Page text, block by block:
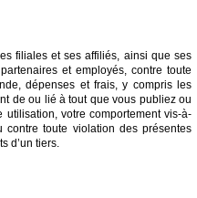
filiales et ses affiliés, ainsi que ses
et employés, contre toute
dépenses et frais, y compris les
de ou lié à tout que vous publiez ou
votre comportement vis-à-
toute violation des présentes
d’un tiers.